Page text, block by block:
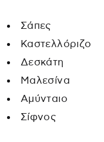
Σάπες
Καστελλόριζο
Δεσκάτη
Μαλεσίνα
Αμύνταιο
Σίφνος